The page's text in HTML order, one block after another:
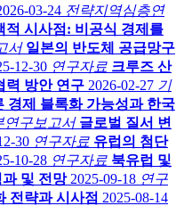
03-24 전략지역심층연
적 시사점: 비공식 경제를
서 일본의 반도체 공급망구
12-30 연구자료 크루즈 산
력 방안 연구 2026-02-27 기
경제 블록화 가능성과 한국
연구보고서 글로벌 질서 변
30 연구자료 유럽의 첨단
10-28 연구자료 북유럽 및
및 전망 2025-09-18 연구
전략과 시사점 2025-08-14